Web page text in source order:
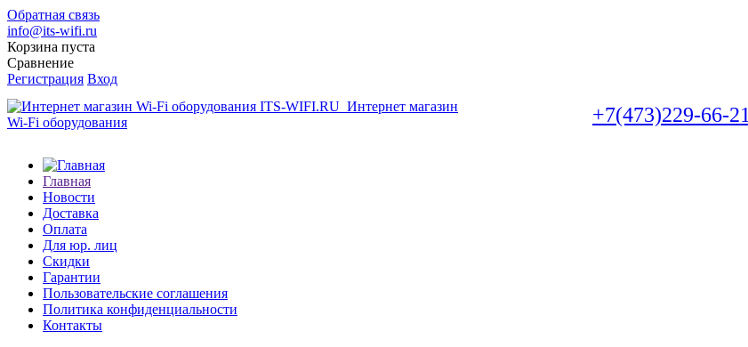
Обратная связь
info@its-wifi.ru
Корзина пуста
Сравнение
Регистрация Вход
Интернет магазин
Wi-Fi оборудования
+7(473)229-66-21
Главная
Новости
Доставка
Оплата
Для юр. лиц
Скидки
Гарантии
Пользовательские соглашения
Политика конфиденциальности
Контакты